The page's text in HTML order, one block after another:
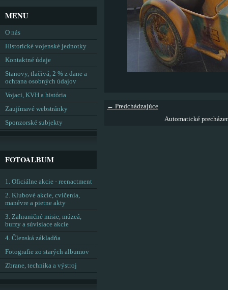
← Predchádzajúce
Automatické
MENU
O nás
Historické vojenské jednotky
Kontaktné údaje
Stanovy, tlačivá, 2 % z dane a
ochrana osobných údajov
Vojaci, KVH a história
Zaujímavé webstránky
Sponzorské subjekty
FOTOALBUM
1. Oficiálne akcie - reenactment
2. Klubové akcie, cvičenia,
manévre a pietne akty
3. Zahraničné misie, múzeá,
burzy a súvisiace akcie
4. Členská základňa
Fotografie zo starých albumov
Zbrane, technika a výstroj